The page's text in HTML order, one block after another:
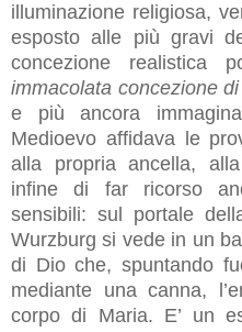
illuminazione religiosa,
esposto alle più gravi
concezione realistica
immacolata concezione
e più ancora
Medioevo affidava le
alla propria ancella,
infine di far ricorso
sensibili: sul portale
Wurzburg si vede in un
di Dio che, spuntando
mediante una canna,
corpo di Maria. E’ un